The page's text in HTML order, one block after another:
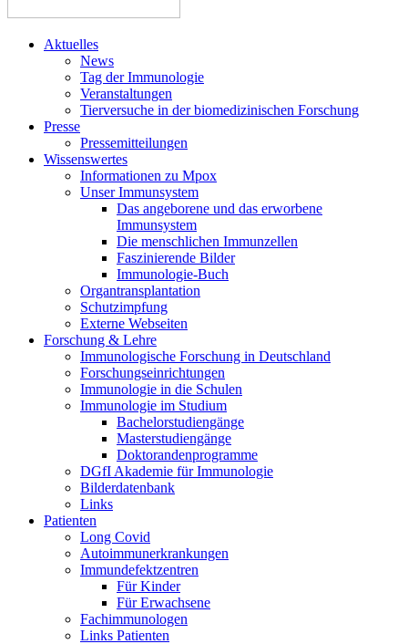
Aktuelles
News
Tag der Immunologie
Veranstaltungen
Tierversuche in der biomedizinischen Forschung
Presse
Pressemitteilungen
Wissenswertes
Informationen zu Mpox
Unser Immunsystem
Das angeborene und das erworbene
Immunsystem
Die menschlichen Immunzellen
Faszinierende Bilder
Immunologie-Buch
Organtransplantation
Schutzimpfung
Externe Webseiten
Forschung & Lehre
Immunologische Forschung in Deutschland
Forschungseinrichtungen
Immunologie in die Schulen
Immunologie im Studium
Bachelorstudiengänge
Masterstudiengänge
Doktorandenprogramme
DGfI Akademie für Immunologie
Bilderdatenbank
Links
Patienten
Long Covid
Autoimmunerkrankungen
Immundefektzentren
Für Kinder
Für Erwachsene
Fachimmunologen
Links Patienten